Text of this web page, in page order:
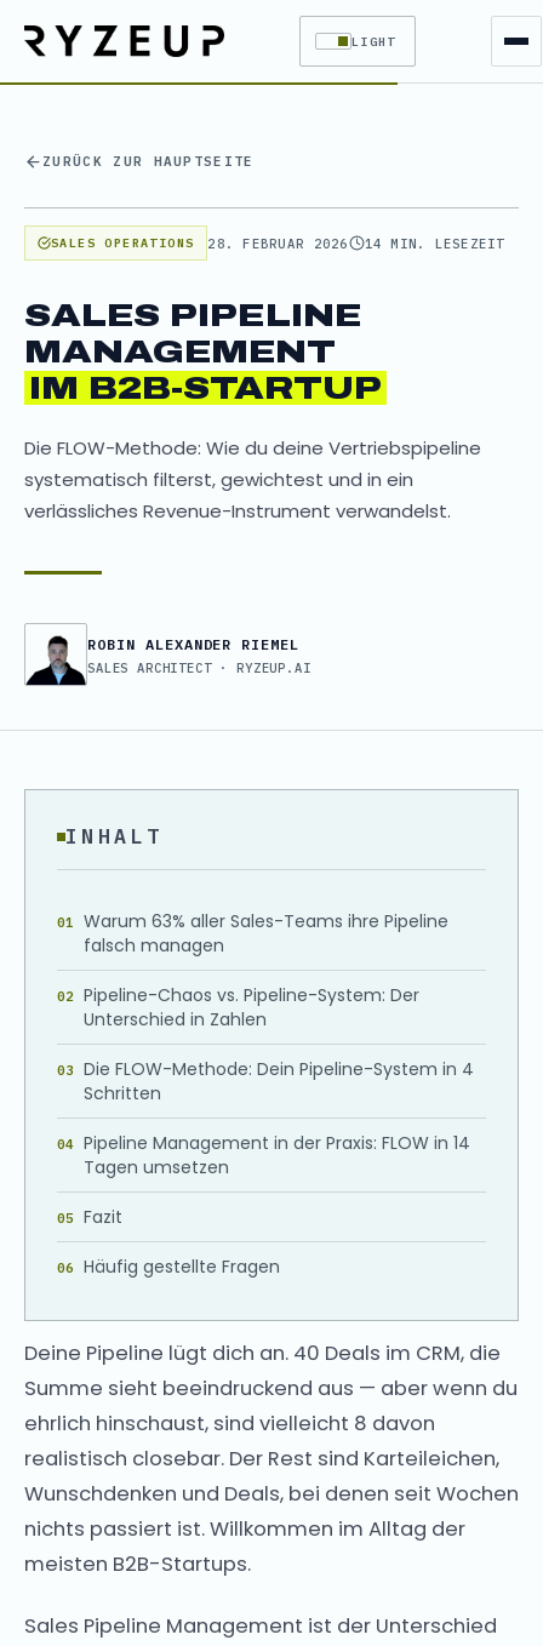
LIGHT
ZURÜCK ZUR HAUPTSEITE
SALES OPERATIONS 28. FEBRUAR 2026 14 MIN. LESEZEIT
SALES PIPELINE
MANAGEMENT
IM B2B-STARTUP
Die FLOW-Methode: Wie du deine Vertriebspipeline
systematisch filterst, gewichtest und in ein
verlässliches Revenue-Instrument verwandelst.
ROBIN ALEXANDER RIEMEL
SALES ARCHITECT · RYZEUP.AI
INHALT
Warum 63% aller Sales-Teams ihre Pipeline
falsch managen
Pipeline-Chaos vs. Pipeline-System: Der
Unterschied in Zahlen
Die FLOW-Methode: Dein Pipeline-System in 4
Schritten
Pipeline Management in der Praxis: FLOW in 14
Tagen umsetzen
Fazit
Häufig gestellte Fragen
Deine Pipeline lügt dich an. 40 Deals im CRM, die
Summe sieht beeindruckend aus — aber wenn du
ehrlich hinschaust, sind vielleicht 8 davon
realistisch closebar. Der Rest sind Karteileichen,
Wunschdenken und Deals, bei denen seit Wochen
nichts passiert ist. Willkommen im Alltag der
meisten B2B-Startups.
Sales Pipeline Management ist der Unterschied